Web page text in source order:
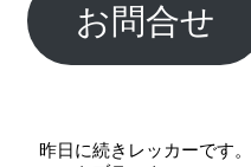
お問合せ
昨日に続きレッカーで